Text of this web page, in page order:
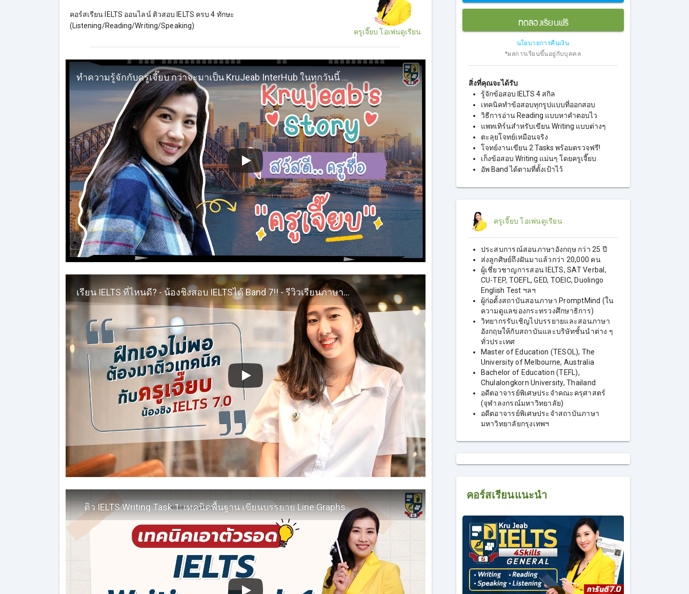
คอร์สเรียน IELTS ออนไลน์ ติวสอบ IELTS ครบ 4 ทักษะ
(Listening/Reading/Writing/Speaking)
ครูเจี๊ยบ โอเพ่นดูเรียน
ทำความรู้จักกับครูเจี๊ยบ กว่าจะมาเป็น KruJeab InterHub ในทุกวันนี้ ต้องผ่านอะไรบ้าง #ครูเจี๊ยบIELTS
เรียน IELTS ที่ไหนดี? - น้องชิงสอบ IELTSได้ Band 7!! - รีวิวเรียนภาษาอังกฤษติวสอบ IELTS กับครูเจี๊ยบ
ติว IELTS Writing Task 1: เทคนิคพื้นฐาน เขียนบรรยาย Line Graphs
ทดลองเรียนฟรี
นโยบายการคืนเงิน
*ผลการเรียนขึ้นอยู่กับบุคคล
สิ่งที่คุณจะได้รับ
รู้จักข้อสอบ IELTS 4 สกิล
เทคนิคทำข้อสอบทุกรูปแบบที่ออกสอบ
วิธีการอ่าน Reading แบบหาคำตอบไว
แพทเทิร์นสำหรับเขียน Writing แบบต่างๆ
ตะลุยโจทย์เหมือนจริง
โจทย์งานเขียน 2 Tasks พร้อมตรวจฟรี!
เก็งข้อสอบ Writing แม่นๆ โดยครูเจี๊ยบ
อัพ Band ได้ตามที่ตั้งเป้าไว้
ครูเจี๊ยบ โอเพ่นดูเรียน
ประสบการณ์สอนภาษาอังกฤษ กว่า 25 ปี
ส่งลูกศิษย์ถึงฝันมาแล้วกว่า 20,000 คน
ผู้เชี่ยวชาญการสอน IELTS, SAT Verbal,
CU-TEP, TOEFL, GED, TOEIC, Duolingo
English Test ฯลฯ
ผู้ก่อตั้งสถาบันสอนภาษา PromptMind (ใน
ความดูแลของกระทรวงศึกษาธิการ)
วิทยากรรับเชิญไปบรรยายและสอนภาษา
อังกฤษให้กับสถาบันและบริษัทชั้นนําต่าง ๆ
ทั่วประเทศ
Master of Education (TESOL), The
University of Melbourne, Australia
Bachelor of Education (TEFL),
Chulalongkorn University, Thailand
อดีตอาจารย์พิเศษประจำคณะครุศาสตร์
(จุฬาลงกรณ์มหาวิทยาลัย)
อดีตอาจารย์พิเศษประจำสถาบันภาษา
มหาวิทยาลัยกรุงเทพฯ
คอร์สเรียนแนะนำ